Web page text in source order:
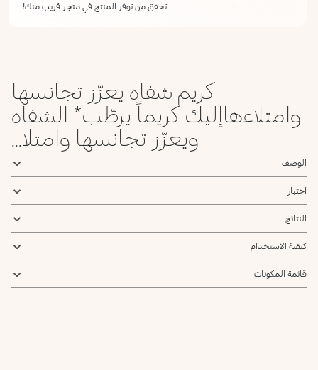
تحقق من توفر المنتج في متجر قريب منك!
كريم شفاه يعزّز تجانسها
وامتلاءهاإليك كريماً يرطّب* الشفاه
ويعزّز تجانسها وامتلا...
الوصف
اختبار
النتائج
كيفية الاستخدام
قائمة المكونات